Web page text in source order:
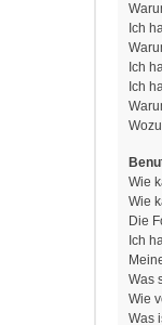
Ich
Ich
Ich
Wie
Wie
Die
Ich
Was
Wie
Was